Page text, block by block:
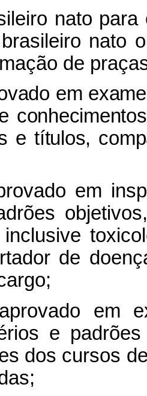
nato
nato
de
em
e títulos,
em
inclusive
de
em
e
dos cursos